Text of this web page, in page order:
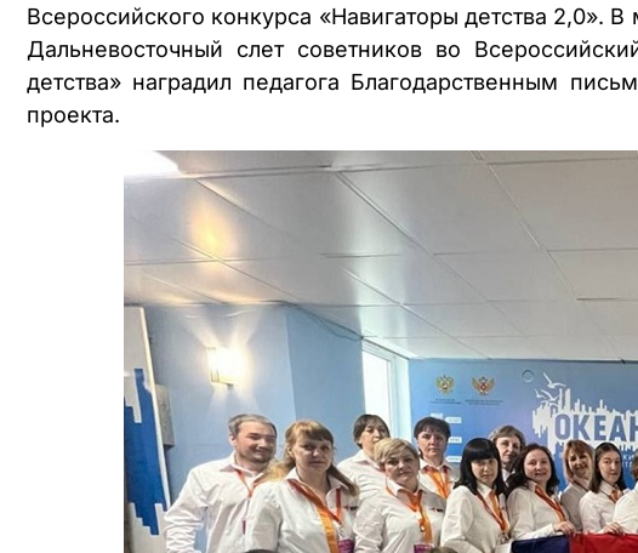
Всероссийского конкурса «Навигаторы детства 2,0».
Дальневосточный слет советников во
детства» наградил педагога Благодарственным
проекта.